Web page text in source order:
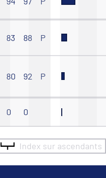
83 88 P
80 92 P
0 0
Index sur ascendants